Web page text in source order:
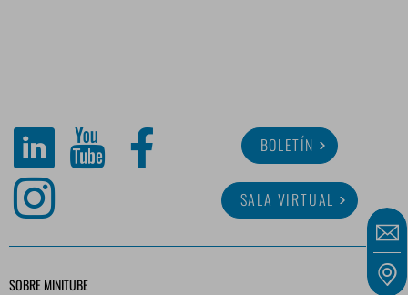
BOLETÍN
SALA VIRTUAL
SOBRE MINITUBE